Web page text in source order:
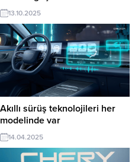
13.10.2025
Akıllı sürüş teknolojileri her
modelinde var
14.04.2025